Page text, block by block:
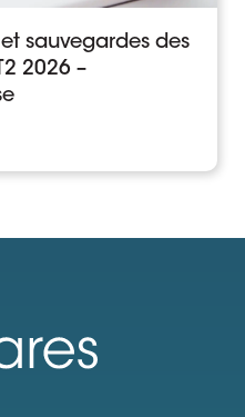
sauvegardes des
2026 –